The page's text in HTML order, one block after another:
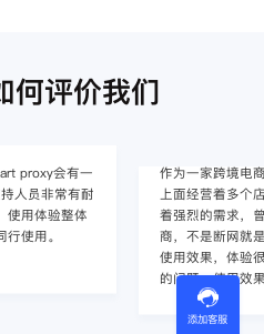
何评价我们
proxy会有一
人员非常有耐
使用体验整体
使用。
作为一家跨境电
上面经营着多个
着强烈的需求，
商，不是断网就
使用效果，体验
的问题，使用效
添加客服